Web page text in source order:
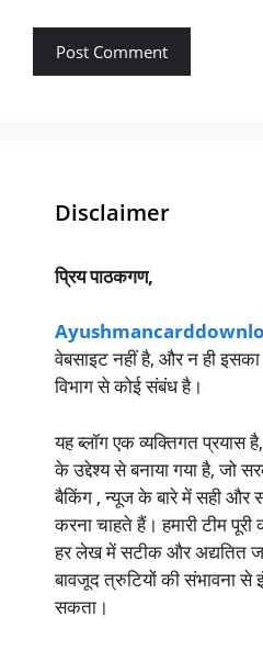
Disclaimer
प्रिय पाठकगण,
वेबसाइट नहीं है, और न ही इसका
विभाग से कोई संबंध है।
यह ब्लॉग एक व्यक्तिगत प्रयास
के उद्देश्य से बनाया गया है, जो
बैकिंग , न्यूज के बारे में सही और
करना चाहते हैं। हमारी टीम
हर लेख में सटीक और अद्यतित
बावजूद त्रुटियों की संभावना से
सकता।